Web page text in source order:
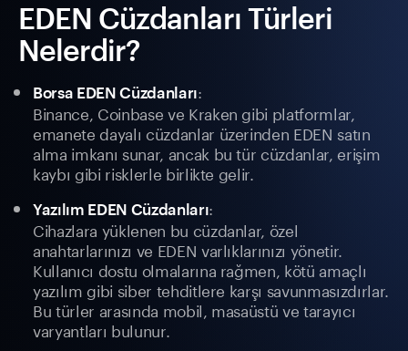
EDEN Cüzdanları Türleri
Nelerdir?
Borsa EDEN Cüzdanları:
Binance, Coinbase ve Kraken gibi platformlar,
emanete dayalı cüzdanlar üzerinden EDEN satın
alma imkanı sunar, ancak bu tür cüzdanlar, erişim
kaybı gibi risklerle birlikte gelir.
Yazılım EDEN Cüzdanları:
Cihazlara yüklenen bu cüzdanlar, özel
anahtarlarınızı ve EDEN varlıklarınızı yönetir.
Kullanıcı dostu olmalarına rağmen, kötü amaçlı
yazılım gibi siber tehditlere karşı savunmasızdırlar.
Bu türler arasında mobil, masaüstü ve tarayıcı
varyantları bulunur.